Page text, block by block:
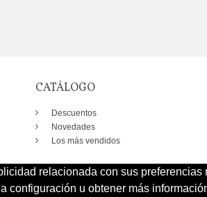
relacionada con sus
u obtener más
CATÁLOGO
Descuentos
Novedades
Los más vendidos